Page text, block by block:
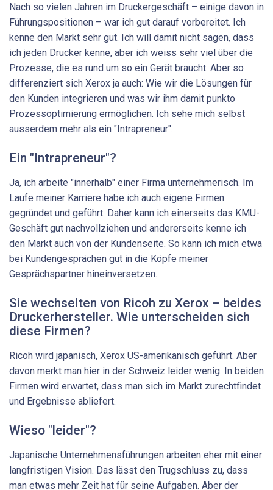
Nach so vielen Jahren im Druckergeschäft – einige davon in
Führungspositionen – war ich gut darauf vorbereitet. Ich
kenne den Markt sehr gut. Ich will damit nicht sagen, dass
ich jeden Drucker kenne, aber ich weiss sehr viel über die
Prozesse, die es rund um so ein Gerät braucht. Aber so
differenziert sich Xerox ja auch: Wie wir die Lösungen für
den Kunden integrieren und was wir ihm damit punkto
Prozessoptimierung ermöglichen. Ich sehe mich selbst
ausserdem mehr als ein "Intrapreneur".
Ein "Intrapreneur"?
Ja, ich arbeite "innerhalb" einer Firma unternehmerisch. Im
Laufe meiner Karriere habe ich auch eigene Firmen
gegründet und geführt. Daher kann ich einerseits das KMU-
Geschäft gut nachvollziehen und andererseits kenne ich
den Markt auch von der Kundenseite. So kann ich mich etwa
bei Kundengesprächen gut in die Köpfe meiner
Gesprächspartner hineinversetzen.
Sie wechselten von Ricoh zu Xerox – beides
Druckerhersteller. Wie unterscheiden sich
diese Firmen?
Ricoh wird japanisch, Xerox US-amerikanisch geführt. Aber
davon merkt man hier in der Schweiz leider wenig. In beiden
Firmen wird erwartet, dass man sich im Markt zurechtfindet
und Ergebnisse abliefert.
Wieso "leider"?
Japanische Unternehmensführungen arbeiten eher mit einer
langfristigen Vision. Das lässt den Trugschluss zu, dass
man etwas mehr Zeit hat für seine Aufgaben. Aber der